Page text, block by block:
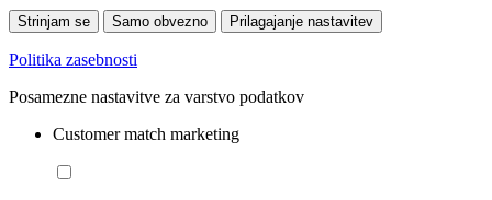
Strinjam se Samo obvezno Prilagajanje nastavitev
Politika zasebnosti
Posamezne nastavitve za varstvo podatkov
Customer match marketing